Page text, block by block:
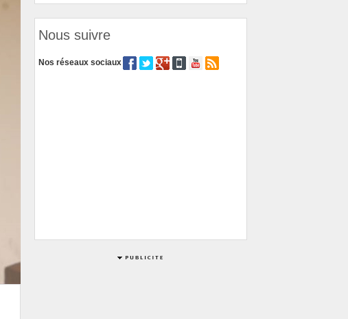
Nous suivre
Nos réseaux sociaux